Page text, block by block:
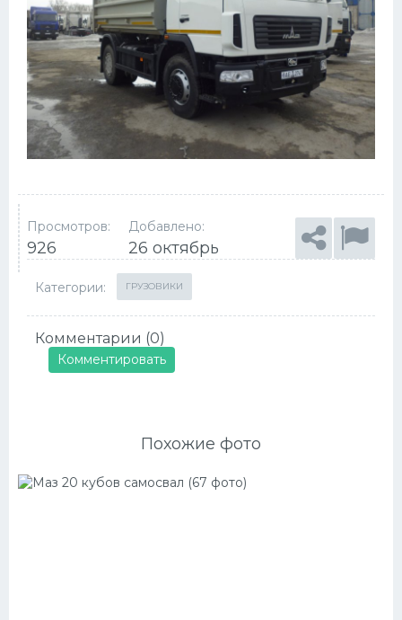
Просмотров:
926
Добавлено:
26 октябрь
Категории: ГРУЗОВИКИ
Комментарии (0)
Комментировать
Похожие фото